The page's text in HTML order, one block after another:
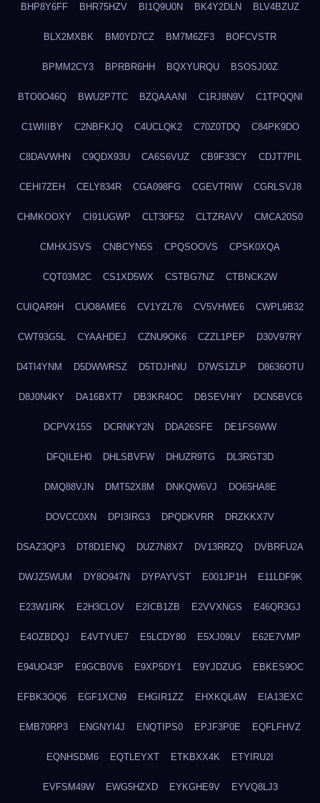
BHP8Y6FF BHR75HZV BI1Q9U0N BK4Y2DLN BLV4BZUZ
BLX2MXBK BM0YD7CZ BM7M6ZF3 BOFCVSTR
BPMM2CY3 BPRBR6HH BQXYURQU BSOSJ00Z
BTO0O46Q BWU2P7TC BZQAAANI C1RJ8N9V C1TPQQNI
C1WIIIBY C2NBFKJQ C4UCLQK2 C70Z0TDQ C84PK9DO
C8DAVWHN C9QDX93U CA6S6VUZ CB9F33CY CDJT7PIL
CEHI7ZEH CELY834R CGA098FG CGEVTRIW CGRLSVJ8
CHMKOOXY CI91UGWP CLT30F52 CLTZRAVV CMCA20S0
CMHXJSVS CNBCYN5S CPQSOOVS CPSK0XQA
CQT03M2C CS1XD5WX CSTBG7NZ CTBNCK2W
CUIQAR9H CUO8AME6 CV1YZL76 CV5VHWE6 CWPL9B32
CWT93G5L CYAAHDEJ CZNU9OK6 CZZL1PEP D30V97RY
D4TI4YNM D5DWWRSZ D5TDJHNU D7WS1ZLP D8636OTU
D8J0N4KY DA16BXT7 DB3KR4OC DBSEVHIY DCN5BVC6
DCPVX15S DCRNKY2N DDA26SFE DE1FS6WW
DFQILEH0 DHLSBVFW DHUZR9TG DL3RGT3D
DMQ88VJN DMT52X8M DNKQW6VJ DO65HA8E
DOVCC0XN DPI3IRG3 DPQDKVRR DRZKKX7V
DSAZ3QP3 DT8D1ENQ DUZ7N8X7 DV13RRZQ DVBRFU2A
DWJZ5WUM DY8O947N DYPAYVST E001JP1H E11LDF9K
E23W1IRK E2H3CLOV E2ICB1ZB E2VVXNGS E46QR3GJ
E4OZBDQJ E4VTYUE7 E5LCDY80 E5XJ09LV E62E7VMP
E94UO43P E9GCB0V6 E9XP5DY1 E9YJDZUG EBKES9OC
EFBK3OQ6 EGF1XCN9 EHGIR1ZZ EHXKQL4W EIA13EXC
EMB70RP3 ENGNYI4J ENQTIPS0 EPJF3P0E EQFLFHVZ
EQNHSDM6 EQTLEYXT ETKBXX4K ETYIRU2I
EVFSM49W EWG5HZXD EYKGHE9V EYVQ8LJ3